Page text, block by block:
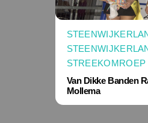
STREEKOMROEP
Van Dikke Banden
Mollema